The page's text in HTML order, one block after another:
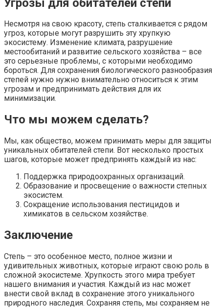
Несмотря на свою красоту, степь сталкивается с рядом
угроз, которые могут разрушить эту хрупкую
экосистему. Изменение климата, разрушение
местообитаний и развитие сельского хозяйства – все
это серьезные проблемы, с которыми необходимо
бороться. Для сохранения биологического разнообразия
степей нужно нужно внимательно относиться к этим
угрозам и предпринимать действия для их
минимизации.
Что мы можем сделать?
Мы, как общество, можем принимать меры для защиты
уникальных обитателей степи. Вот несколько простых
шагов, которые может предпринять каждый из нас:
Поддержка природоохранных организаций.
Образование и просвещение о важности степных
экосистем.
Сокращение использования пестицидов и
химикатов в сельском хозяйстве.
Заключение
Степь – это особенное место, полное жизни и
удивительных животных, которые играют свою роль в
сложной экосистеме. Хрупкость этого мира требует
нашего внимания и участия. Каждый из нас может
внести свой вклад в сохранение этого уникального
природного наследия. Сохраняя степь, мы сохраняем не